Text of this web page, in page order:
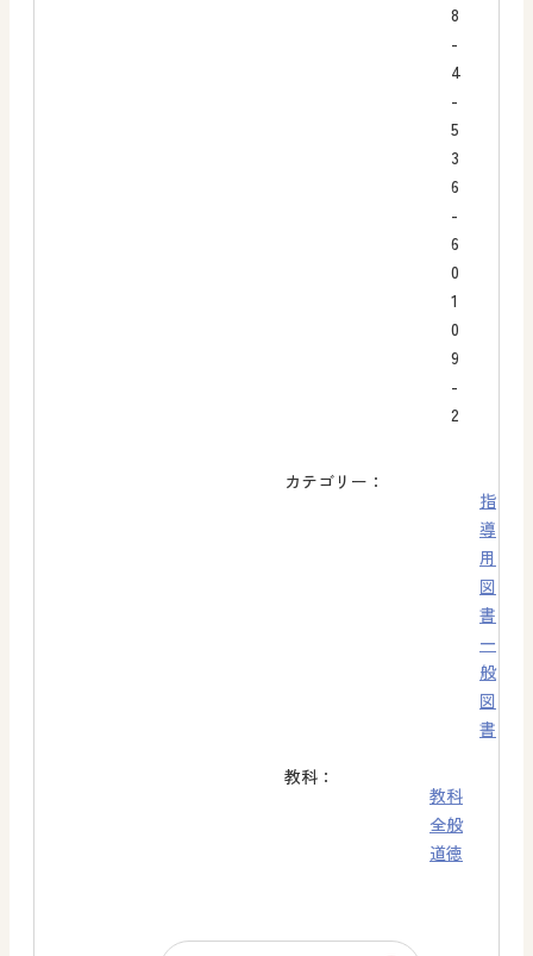
8
-
4
-
5
3
6
-
6
0
1
0
9
-
2
カテゴリー：
指
導
用
図
書
一
般
図
書
教科：
教科
全般
道徳